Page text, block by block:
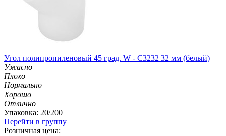
Угол полипропиленовый 45 град. W - C3232 32 мм (белый)
Ужасно
Плохо
Нормально
Хорошо
Отлично
Упаковка: 20/200
Перейти в группу
Розничная цена: